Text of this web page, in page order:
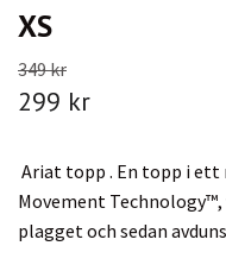
XS
349 kr
299 kr
Ariat topp . En topp i
Movement
plagget och sedan